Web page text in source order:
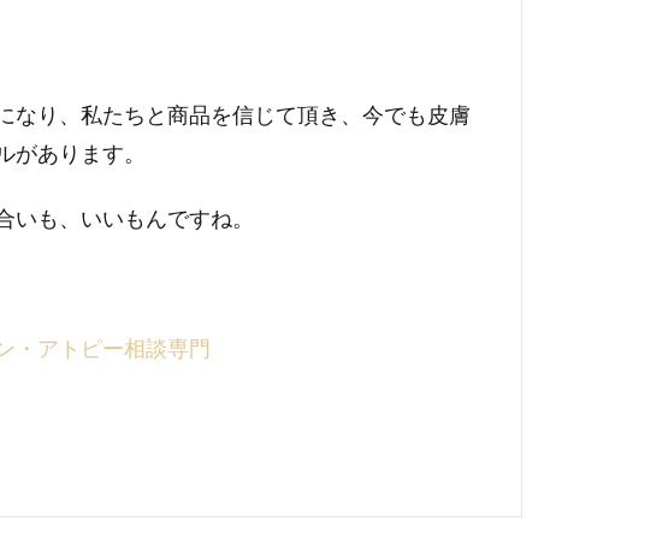
なり、私たちと商品を信じて頂き、今でも皮膚
あります。
も、いいもんですね。
・アトピー相談専門